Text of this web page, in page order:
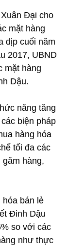
Đại cho
mặt hàng
dịp cuối năm
2017, UBND
mặt hàng
Dậu.
năng tăng
biện pháp
hàng hóa
tối đa các
hàng,
bán lẻ
Đinh Dậu
so với các
như thực